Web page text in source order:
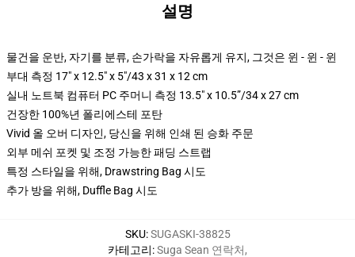
설명
물건을 운반, 자기를 분류, 손가락을 자유롭게 유지, 그것은 윈 - 윈 - 윈
부대 측정 17" x 12.5" x 5"/43 x 31 x 12 cm
실내 노트북 컴퓨터 PC 주머니 측정 13.5" x 10.5”/34 x 27 cm
건장한 100%년 폴리에스테 포탄
Vivid 올 오버 디자인, 당신을 위해 인쇄 된 승화 주문
외부 메쉬 포켓 및 조정 가능한 패딩 스트랩
특정 스타일을 위해, Drawstring Bag 시도
추가 방을 위해, Duffle Bag 시도
SKU:SUGASKI-38825
카테고리:Suga Sean 연락처,